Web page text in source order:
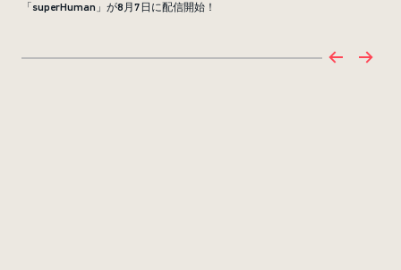
「superHuman」が8月7日に配信開始！